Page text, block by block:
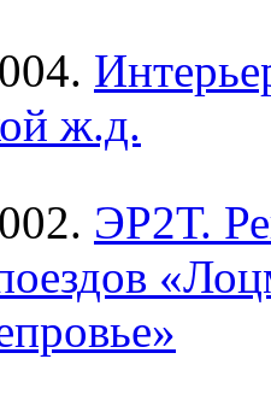
ж.д.
ЭР2Т.